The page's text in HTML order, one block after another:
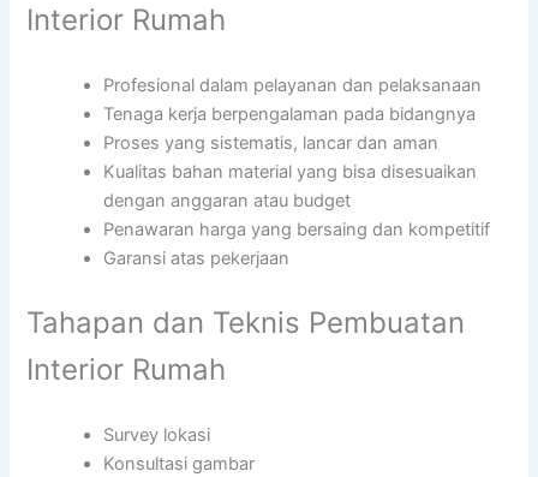
Interior Rumah
Profesional dalam pelayanan dan pelaksanaan
Tenaga kerja berpengalaman pada bidangnya
Proses yang sistematis, lancar dan aman
Kualitas bahan material yang bisa disesuaikan
dengan anggaran atau budget
Penawaran harga yang bersaing dan kompetitif
Garansi atas pekerjaan
Tahapan dan Teknis Pembuatan
Interior Rumah
Survey lokasi
Konsultasi gambar